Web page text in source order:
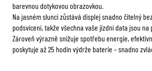
barevnou dotykovou obrazovkou.
Na jasném slunci zůstává displej snadno čitelný
podsvícení, takže všechna vaše jízdní data jsou
Zároveň výrazně snižuje spotřebu energie,
poskytuje až 25 hodin výdrže baterie – snadno